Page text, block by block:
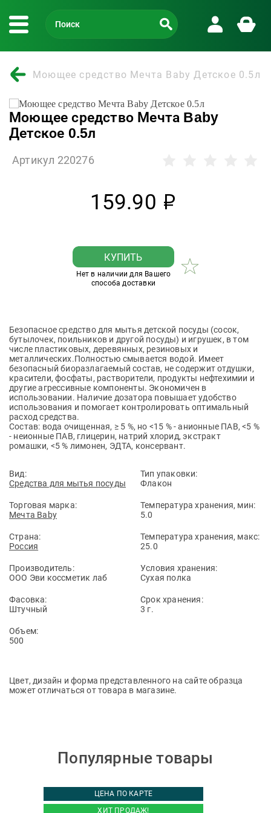
Моющее средство Мечта Baby Детское 0.5л
Моющее средство Мечта Baby
Детское 0.5л
Артикул 220276
159.90 р
КУПИТЬ
Нет в наличии для Вашего
способа доставки
Безопасное средство для мытья детской посуды (сосок,
бутылочек, поильников и другой посуды) и игрушек, в том
числе пластиковых, деревянных, резиновых и
металлических.Полностью смывается водой. Имеет
безопасный биоразлагаемый состав, не содержит отдушки,
красители, фосфаты, растворители, продукты нефтехимии и
другие агрессивные компоненты. Экономичен в
использовании. Наличие дозатора повышает удобство
использования и помогает контролировать оптимальный
расход средства.
Состав: вода очищенная, ≥ 5 %, но <15 % - анионные ПАВ, <5 %
- неионные ПАВ, глицерин, натрий хлорид, экстракт
ромашки, <5 % лимонен, ЭДТА, консервант.
Вид:
Средства для мытья посуды
Торговая марка:
Мечта Baby
Страна:
Россия
Производитель:
ООО Эви коссметик лаб
Фасовка:
Штучный
Объем:
500
Тип упаковки:
Флакон
Температура хранения, мин:
5.0
Температура хранения, макс:
25.0
Условия хранения:
Сухая полка
Срок хранения:
3 г.
Цвет, дизайн и форма представленного на сайте образца
может отличаться от товара в магазине.
Популярные товары
ЦЕНА ПО КАРТЕ
ХИТ ПРОДАЖ!